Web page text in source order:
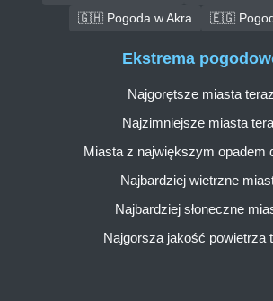
🇬🇭 Pogoda w Akra
🇪🇬
Ekstrema
Najgorętsze miasta teraz
Najzimniejsze miasta
Miasta z największym opadem
Najbardziej wietrzne
Najbardziej słoneczne
Najgorsza jakość powietrza